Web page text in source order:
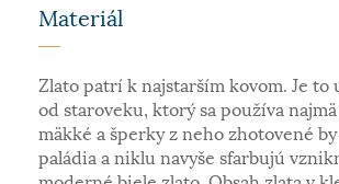
Materiál
Zlato patrí k najstarším kovom. Je
od staroveku, ktorý sa používa
mäkké a šperky z neho zhotovené
paládia a niklu navyše sfarbujú